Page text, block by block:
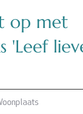
op met